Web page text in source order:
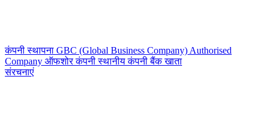
कंपनी स्थापना GBC (Global Business Company) Authorised
Company ऑफशोर कंपनीस्थानीय कंपनीबैंक खाता
संरचनाएं